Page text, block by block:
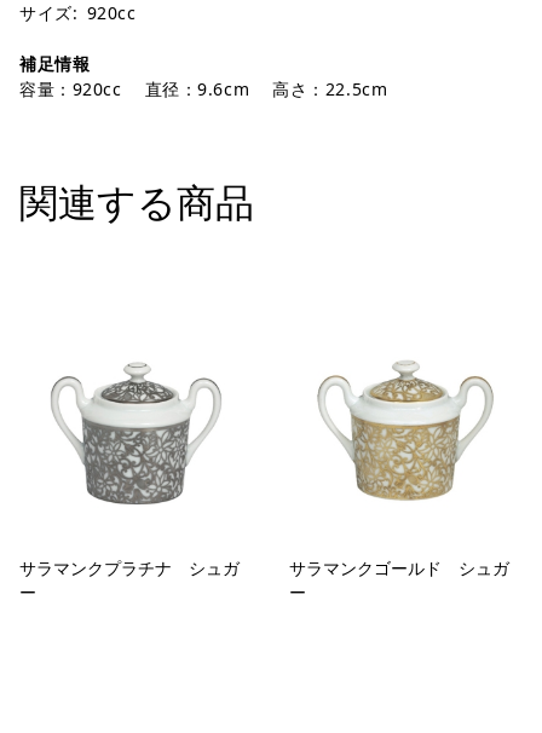
サイズ: 920cc
補足情報
容量：920cc 直径：9.6cm 高さ：22.5cm
関連する商品
サラマンクプラチナ シュガ
ー
サラマンクゴールド シュガ
ー